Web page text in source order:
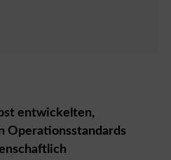
entwickelten,
Operationsstandards